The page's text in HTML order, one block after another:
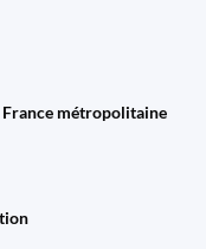
France métropolitaine